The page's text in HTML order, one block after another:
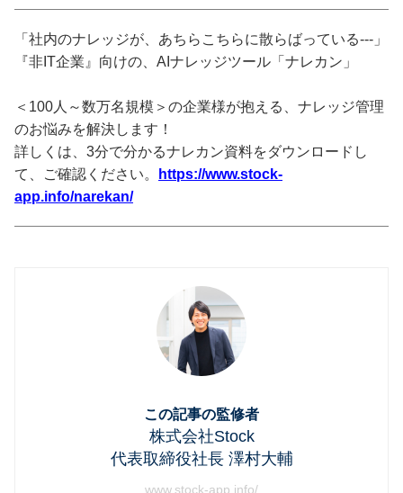
「社内のナレッジが、あちらこちらに散らばっている---」
『非IT企業』向けの、AIナレッジツール「ナレカン」
＜100人～数万名規模＞の企業様が抱える、ナレッジ管理
のお悩みを解決します！
詳しくは、3分で分かるナレカン資料をダウンロードし
て、ご確認ください。
https://www.stock-
app.info/narekan/
この記事の監修者
株式会社Stock
代表取締役社長 澤村大輔
www.stock-app.info/